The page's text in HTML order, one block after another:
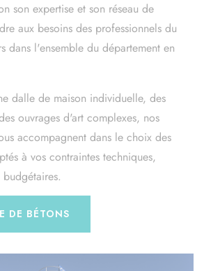
son expertise et son réseau de
aux besoins des professionnels du
dans l'ensemble du département en
dalle de maison individuelle, des
ouvrages d'art complexes, nos
accompagnent dans le choix des
à vos contraintes techniques,
DE BÉTONS